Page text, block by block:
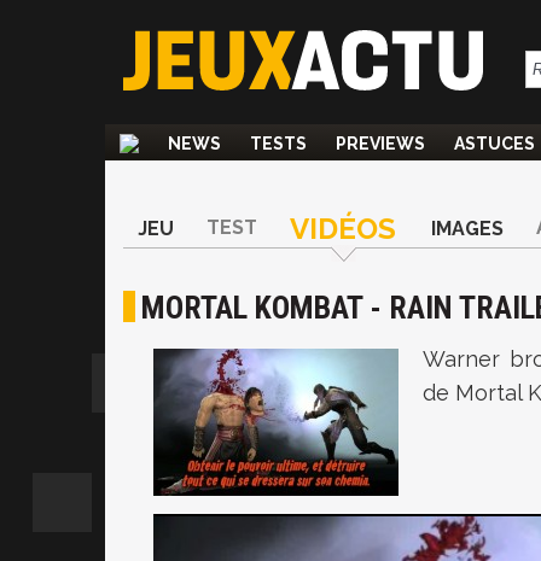
NEWS TESTS PREVIEWS ASTUCES
JEU TEST VIDÉOS IMAGES
MORTAL KOMBAT - RAIN
Warner
de Mortal